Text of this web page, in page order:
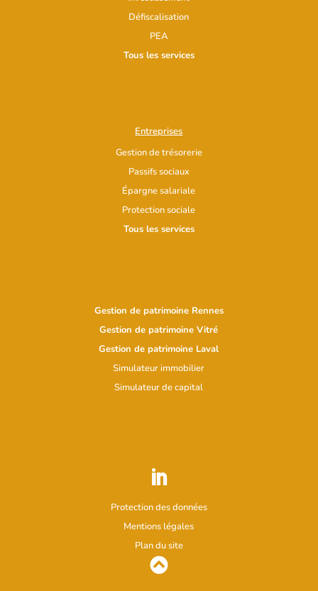
Défiscalisation
PEA
Tous les services
Entreprises
Gestion de trésorerie
Passifs sociaux
Épargne salariale
Protection sociale
Tous les services
Gestion de patrimoine Rennes
Gestion de patrimoine Vitré
Gestion de patrimoine Laval
Simulateur immobilier
Simulateur de capital
Protection des données
Mentions légales
Plan du site